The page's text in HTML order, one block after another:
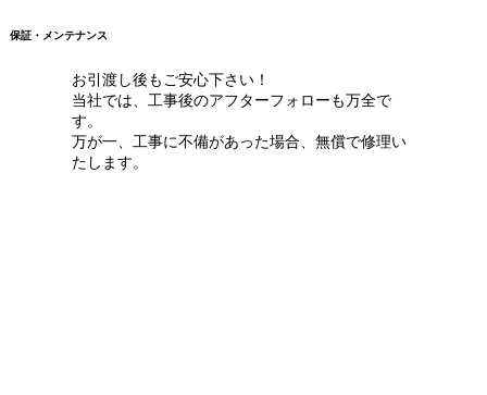
お引渡し後もご安心下さい！
当社では、工事後のアフターフォローも万全で
す。
万が一、工事に不備があった場合、無償で修理い
たします。
保証・メンテナンス